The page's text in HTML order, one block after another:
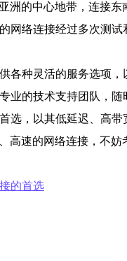
洲的中心地带，连接
网络连接经过多次测
各种灵活的服务选项
业的技术支持团队，
选，以其低延迟、高
高速的网络连接，不妨
的首选